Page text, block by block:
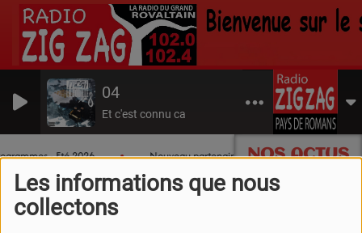
Les informations que nous
collectons
04
Et c'est connu ca
NOS ACTUS
- Eté 2026 Nouveau partenaire jeux : Miripili
Vidéos Vogue montclar sur gervanne 2026